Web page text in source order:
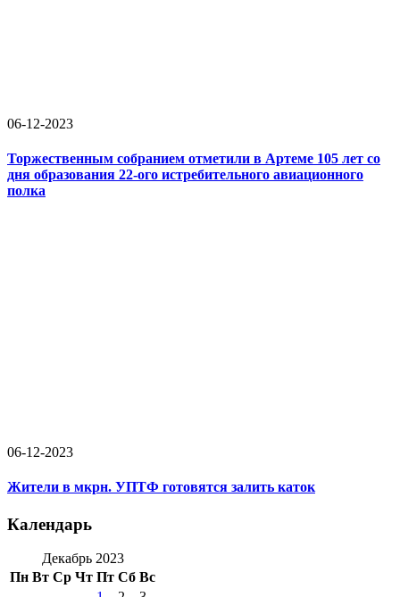
06-12-2023
Торжественным собранием отметили в Артеме 105 лет со
дня образования 22-ого истребительного авиационного
полка
06-12-2023
Жители в мкрн. УПТФ готовятся залить каток
Календарь
Декабрь 2023
Пн Вт Ср Чт Пт Сб Вс